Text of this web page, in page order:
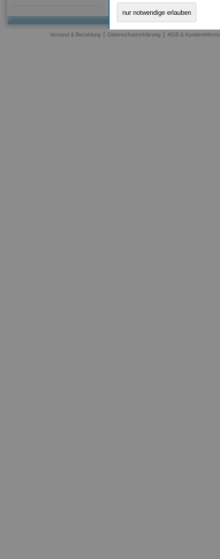
nur notwendige erlauben
Versand & Bezahlung | Datenschutzerklärung | AGB &